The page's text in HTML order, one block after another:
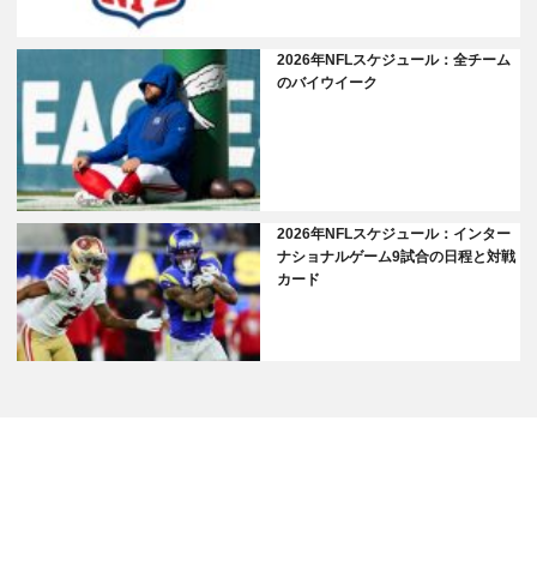
2026年NFLスケジュール：全チーム
のバイウイーク
2026年NFLスケジュール：インター
ナショナルゲーム9試合の日程と対戦
カード